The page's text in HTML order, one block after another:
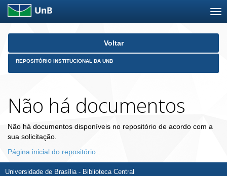
Skip
Voltar
REPOSITÓRIO INSTITUCIONAL DA UNB
Não há documentos
Não há documentos disponíveis no repositório de acordo com a
sua solicitação.
Página inicial do repositório
Universidade de Brasília - Biblioteca Central